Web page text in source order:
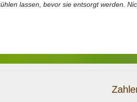
lassen, bevor sie entsorgt werden.